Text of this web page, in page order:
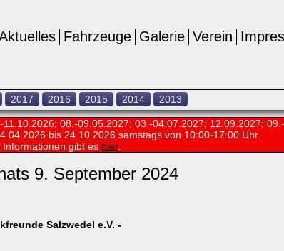
Verein
Galerie
Fahrzeuge
2017 2016 2015 2014 2013
08.-09.05.2027; 03.-04.07.2027; 12.09.2027;
bis 24.10.2026 samstags von 10:00-17:00 Uhr.
Informationen gibt es hier.
9. September 2024
Salzwedel e.V. -